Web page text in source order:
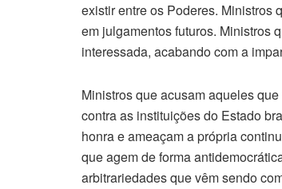
existir entre os Poderes. Ministros
em julgamentos futuros. Ministros
interessada, acabando com a
Ministros que acusam aqueles
contra as instituições do Estado
honra e ameaçam a própria
que agem de forma
arbitrariedades que vêm sendo